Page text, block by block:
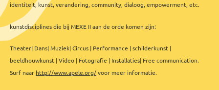
identiteit, kunst, verandering, community, dialoog, empowerment, etc.
kunstdisciplines die bij MEXE II aan de orde komen zijn:
Theater| Dans| Muziek| Circus | Performance | schilderkunst |
beeldhouwkunst | Video | Fotografie | Installaties| Free communication.
Surf naar http://www.apele.org/ voor meer informatie.